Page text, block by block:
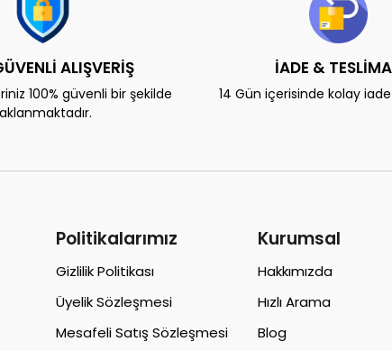
ALIŞVERİŞ
100% güvenli bir şekilde
İADE &
14 Gün içerisinde kolay
Politikalarımız
Gizlilik Politikası
Üyelik Sözleşmesi
Mesafeli Satış Sözleşmesi
Kurumsal
Hakkımızda
Hızlı Arama
Blog